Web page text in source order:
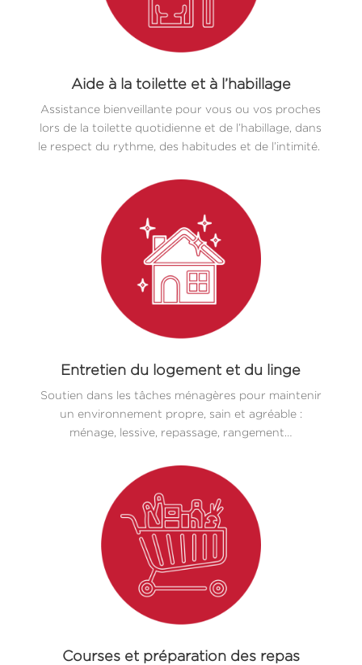
Aide à la toilette et à l’habillage
Assistance bienveillante pour vous ou vos proches
lors de la toilette quotidienne et de l’habillage, dans
le respect du rythme, des habitudes et de l’intimité.
Entretien du logement et du linge
Soutien dans les tâches ménagères pour maintenir
un environnement propre, sain et agréable :
ménage, lessive, repassage, rangement…
Courses et préparation des repas